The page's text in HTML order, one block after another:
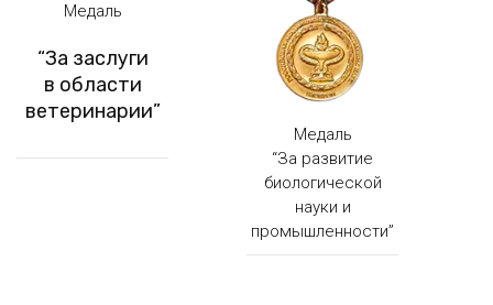
Медаль
“За заслуги
в области
ветеринарии”
Медаль
“За развитие
биологической
науки и
промышленности”